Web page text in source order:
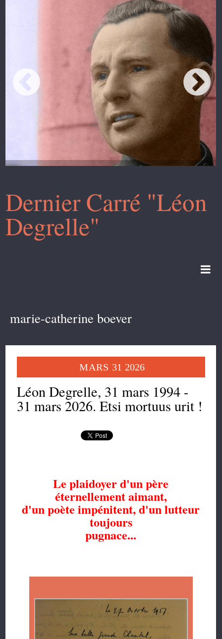
Dernier Carré "Léon
Degrelle"
marie-catherine boever
MARS 31 2026
Léon Degrelle, 31 mars 1994 -
31 mars 2026. Etsi mortuus urit !
Le plaidoyer d'un père
éternellement aimant,
d'un poète impénitent, d'un lutteur
toujours
pugnace...